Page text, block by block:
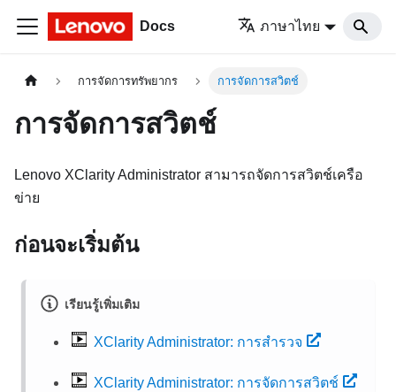
Docs ภาษาไทย
การจัดการทรัพยากร การจัดการสวิตช์
การจัดการสวิตช์
Lenovo XClarity Administrator สามารถจัดการสวิตช์เครือ
ข่าย
ก่อนจะเริ่มต้น
เรียนรู้เพิ่มเติม
XClarity Administrator: การสำรวจ
XClarity Administrator: การจัดการสวิตช์